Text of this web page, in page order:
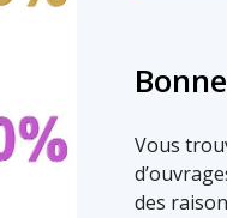
Vous
des